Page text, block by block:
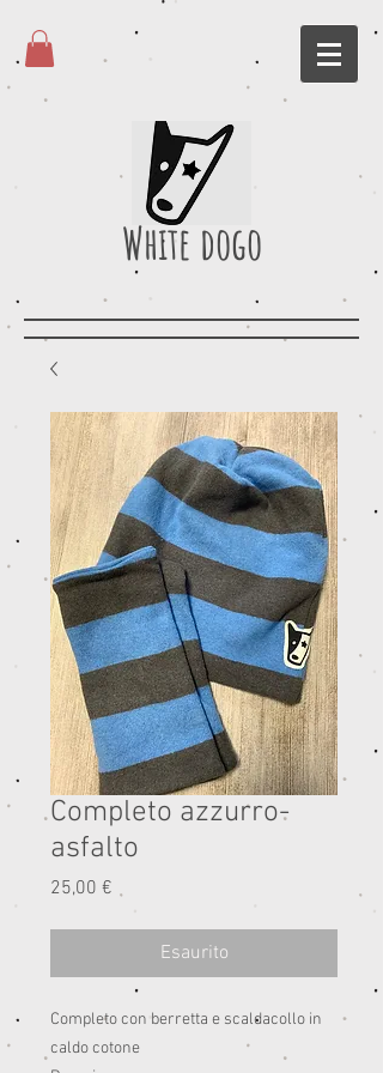
White dogo
Completo azzurro-
asfalto
25,00 € Prezzo
Esaurito
Completo con berretta e scaldacollo in
caldo cotone